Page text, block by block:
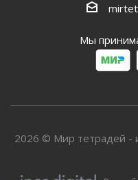
Мы
2026 © Мир тетрадей -